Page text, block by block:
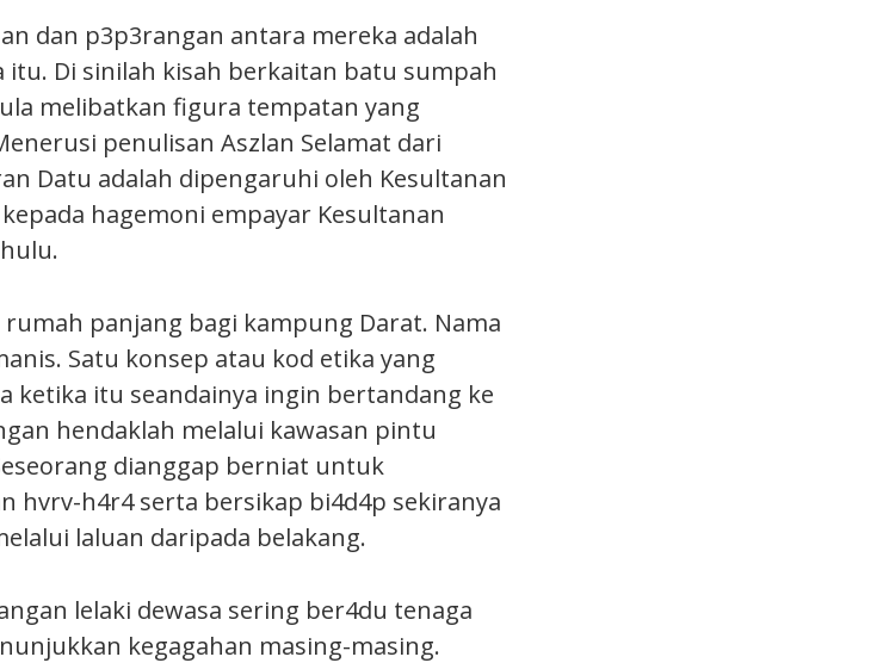
dan p3p3rangan antara mereka adalah
itu. Di sinilah kisah berkaitan batu sumpah
melibatkan figura tempatan yang
penulisan Aszlan Selamat dari
Datu adalah dipengaruhi oleh Kesultanan
hagemoni empayar Kesultanan
panjang bagi kampung Darat. Nama
Satu konsep atau kod etika yang
ketika itu seandainya ingin bertandang ke
hendaklah melalui kawasan pintu
dianggap berniat untuk
hvrv-h4r4 serta bersikap bi4d4p sekiranya
laluan daripada belakang.
lelaki dewasa sering ber4du tenaga
kegagahan masing-masing.